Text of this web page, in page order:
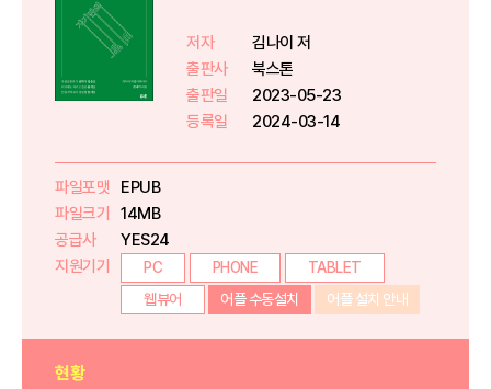
저자
김나이 저
출판사
북스톤
출판일
2023-05-23
등록일
2024-03-14
파일포맷
EPUB
파일크기
14MB
공급사
YES24
지원기기
PC PHONE
TABLET
웹뷰어
어플 수동설치 어플 설치 안내
현황